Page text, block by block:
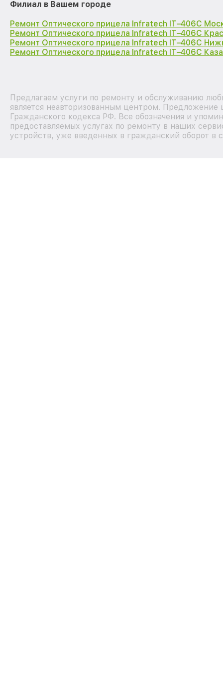
Филиал в Вашем городе
Ремонт Оптического прицела Infratech IT–406С
Ремонт Оптического прицела Infratech IT–406С
Ремонт Оптического прицела Infratech IT–406С
Ремонт Оптического прицела Infratech IT–406С
Предлагаем услуги по ремонту и обслуживанию
является неавторизованным центром.
Гражданского кодекса РФ. Все обозначения и
предоставляемых услугах по ремонту в наших
устройств, уже введенных в гражданский оборот в